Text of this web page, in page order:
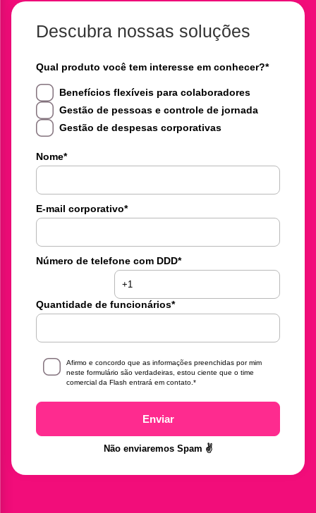
Descubra nossas soluções
Qual produto você tem interesse em conhecer?*
Benefícios flexíveis para colaboradores
Gestão de pessoas e controle de jornada
Gestão de despesas corporativas
Nome*
E-mail corporativo*
Número de telefone com DDD*
Quantidade de funcionários*
Afirmo e concordo que as informações preenchidas por mim
neste formulário são verdadeiras, estou ciente que o time
comercial da Flash entrará em contato. *
Enviar
Não enviaremos Spam ✌️